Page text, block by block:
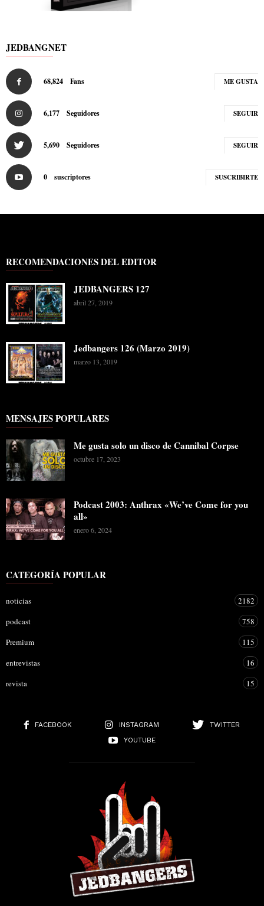
JEDBANGNET
68,824 Fans ME GUSTA
6,177 Seguidores SEGUIR
5,690 Seguidores SEGUIR
0 suscriptores SUSCRIBIRTE
RECOMENDACIONES DEL EDITOR
JEDBANGERS 127
abril 27, 2019
Jedbangers 126 (Marzo 2019)
marzo 13, 2019
MENSAJES POPULARES
Me gusta solo un disco de Cannibal Corpse
octubre 17, 2023
Podcast 2003: Anthrax «We’ve Come for you
all»
enero 6, 2024
CATEGORÍA POPULAR
noticias
2182
podcast
758
Premium
115
entrevistas
16
revista
15
FACEBOOK INSTAGRAM
TWITTER
YOUTUBE